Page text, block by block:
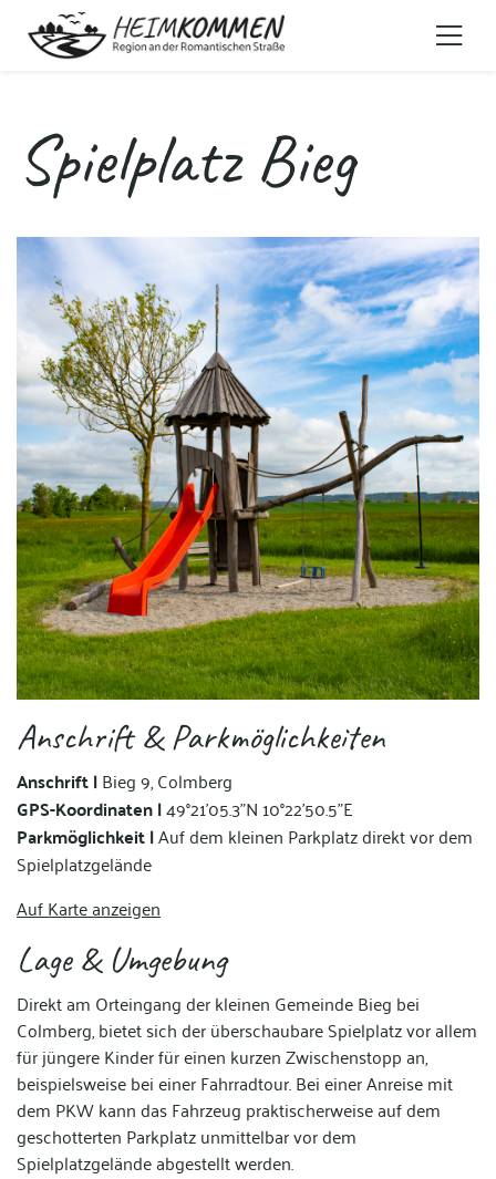
Spielplatz Bieg
Anschrift & Parkmöglichkeiten
Anschrift |Bieg 9, Colmberg
GPS-Koordinaten |49°21'05.3"N 10°22'50.5"E
Parkmöglichkeit |Auf dem kleinen Parkplatz direkt vor dem
Spielplatzgelände
Auf Karte anzeigen
Lage & Umgebung
Direkt am Orteingang der kleinen Gemeinde Bieg bei
Colmberg, bietet sich der überschaubare Spielplatz vor allem
für jüngere Kinder für einen kurzen Zwischenstopp an,
beispielsweise bei einer Fahrradtour. Bei einer Anreise mit
dem PKW kann das Fahrzeug praktischerweise auf dem
geschotterten Parkplatz unmittelbar vor dem
Spielplatzgelände abgestellt werden.